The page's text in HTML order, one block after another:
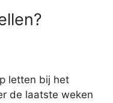
letten bij het
de laatste weken